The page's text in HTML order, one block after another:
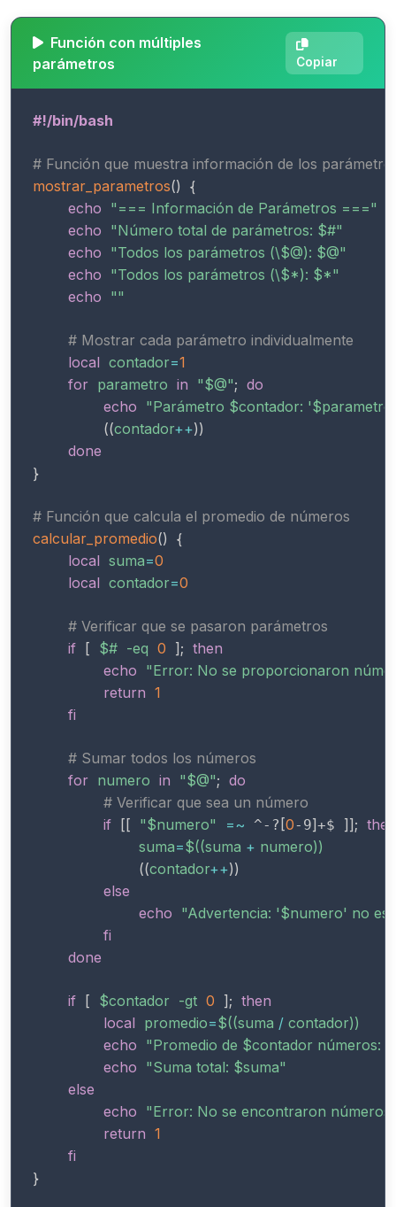
Función con múltiples
parámetros
Copiar
#!/bin/bash
# Función que muestra información de los
mostrar_parametros() {
echo "=== Información de Parámetros ==="
echo "Número total de parámetros: $#"
echo "Todos los parámetros (\$@): $@"
echo "Todos los parámetros (\$*): $*"
echo ""
# Mostrar cada parámetro individualmente
local contador=1
for parametro in "$@"; do
echo "Parámetro $contador: '$parametro
((contador++))
done
}
# Función que calcula el promedio de números
calcular_promedio() {
local suma=0
local contador=0
# Verificar que se pasaron parámetros
if [ $# -eq 0 ]; then
echo "Error: No se proporcionaron
return 1
fi
# Sumar todos los números
for numero in "$@"; do
# Verificar que sea un número
if [[ "$numero" =~ ^-? [0-9]+$ ]]; then
suma=$((suma + numero))
((contador++))
else
echo "Advertencia: '$numero' no es
fi
done
if [ $contador -gt 0 ]; then
local promedio=$((suma / contador))
echo "Promedio de $contador números:
echo "Suma total: $suma"
else
echo "Error: No se encontraron números
return 1
fi
}